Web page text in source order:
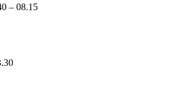
– 08.15